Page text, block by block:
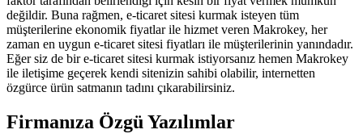
değildir. Buna rağmen, e-ticaret sitesi kurmak isteyen tüm
müşterilerine ekonomik fiyatlar ile hizmet veren Makrokey, her
zaman en uygun e-ticaret sitesi fiyatları ile müşterilerinin yanındadır.
Eğer siz de bir e-ticaret sitesi kurmak istiyorsanız hemen Makrokey
ile iletişime geçerek kendi sitenizin sahibi olabilir, internetten
özgürce ürün satmanın tadını çıkarabilirsiniz.
Firmanıza Özgü Yazılımlar